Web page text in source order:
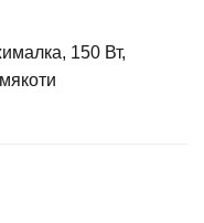
150 Вт,